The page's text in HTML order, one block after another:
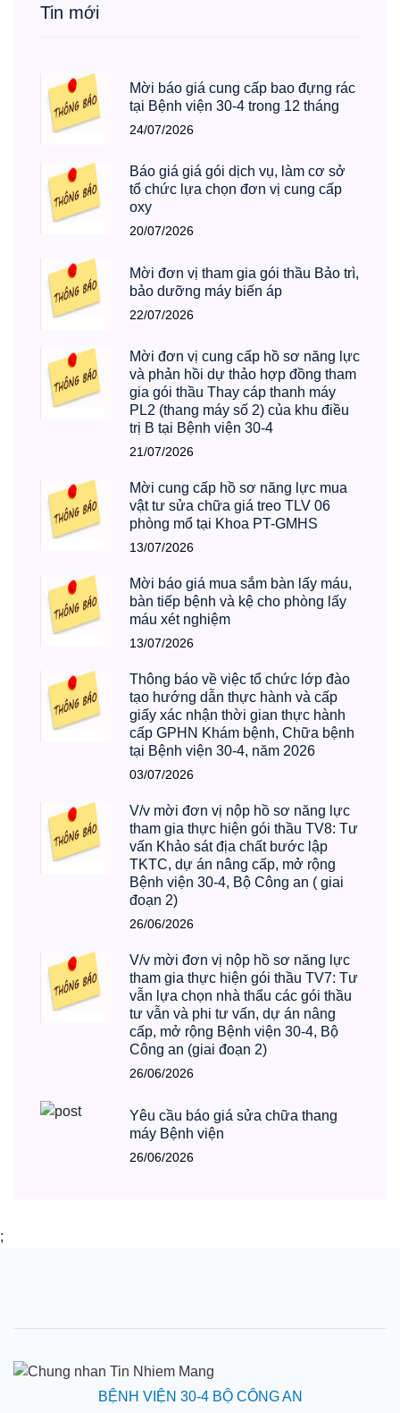
Tin mới
Mời báo giá cung cấp bao đựng rác
tại Bệnh viện 30-4 trong 12 tháng
24/07/2026
Báo giá giá gói dịch vụ, làm cơ sở
tổ chức lựa chọn đơn vị cung cấp
oxy
20/07/2026
Mời đơn vị tham gia gói thầu Bảo trì,
bảo dưỡng máy biến áp
22/07/2026
Mời đơn vị cung cấp hồ sơ năng lực
và phản hồi dự thảo hợp đồng tham
gia gói thầu Thay cáp thanh máy
PL2 (thang máy số 2) của khu điều
trị B tại Bệnh viện 30-4
21/07/2026
Mời cung cấp hồ sơ năng lực mua
vật tư sửa chữa giá treo TLV 06
phòng mổ tại Khoa PT-GMHS
13/07/2026
Mời báo giá mua sắm bàn lấy máu,
bàn tiếp bệnh và kệ cho phòng lấy
máu xét nghiệm
13/07/2026
Thông báo về việc tổ chức lớp đào
tạo hướng dẫn thực hành và cấp
giấy xác nhận thời gian thực hành
cấp GPHN Khám bệnh, Chữa bệnh
tại Bệnh viện 30-4, năm 2026
03/07/2026
V/v mời đơn vị nộp hồ sơ năng lực
tham gia thực hiện gói thầu TV8: Tư
vấn Khảo sát địa chất bước lập
TKTC, dự án nâng cấp, mở rộng
Bệnh viện 30-4, Bộ Công an ( giai
đoạn 2)
26/06/2026
V/v mời đơn vị nộp hồ sơ năng lực
tham gia thực hiện gói thầu TV7: Tư
vẫn lựa chọn nhà thẩu các gói thầu
tư vẫn và phi tư vấn, dự án nâng
cấp, mở rộng Bệnh viện 30-4, Bộ
Công an (giai đoạn 2)
26/06/2026
Yêu cầu báo giá sửa chữa thang
máy Bệnh viện
26/06/2026
;
BỆNH VIỆN 30-4 BỘ CÔNG AN